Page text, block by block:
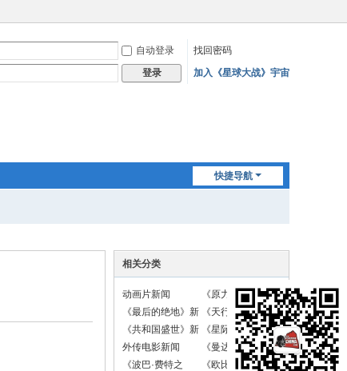
自动登录
找回密码
登录 加入《星球大战》宇宙
快捷导航
相关分类
动画片新闻
《原力觉醒》新闻
《最后的绝地》新
闻
《天行者崛起》新
闻
《共和国盛世》新
闻
《星际战斗机》新
闻
外传电影新闻
《曼达洛人》新闻
《波巴·费特之
《欧比-旺·克诺